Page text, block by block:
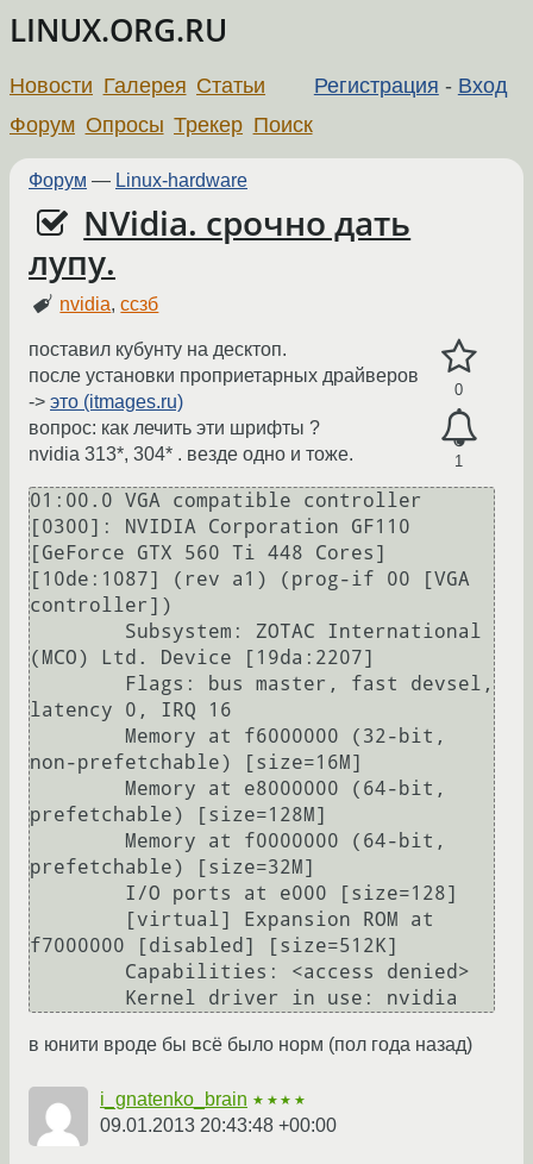
LINUX.ORG.RU
Регистрация - Вход
Новости Галерея Статьи
Форум Опросы Трекер Поиск
Форум — Linux-hardware
NVidia. срочно дать
лупу.
nvidia,ссзб
0
1
поставил кубунту на десктоп.
после установки проприетарных драйверов
-> это (itmages.ru)
вопрос: как лечить эти шрифты ?
nvidia 313*, 304* . везде одно и тоже.
01:00.0 VGA compatible controller
[0300]: NVIDIA Corporation GF110
[GeForce GTX 560 Ti 448 Cores]
[10de:1087] (rev a1) (prog-if 00 [VGA
controller])
(MCO) Ltd. Device [19da:2207]
latency 0, IRQ 16
non-prefetchable) [size=16M]
prefetchable) [size=128M]
prefetchable) [size=32M]
f7000000 [disabled] [size=512K]
в юнити вроде бы всё было норм (пол года назад)
i_gnatenko_brain ★★★★
09.01.2013 20:43:48 +00:00